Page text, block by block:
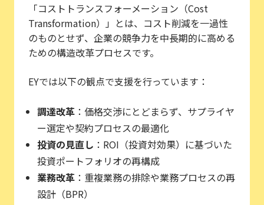
「コストトランスフォーメーション（Cost
Transformation）」とは、コスト削減を一過性
のものとせず、企業の競争力を中長期的に高める
ための構造改革プロセスです。
EYでは以下の観点で支援を行っています：
調達改革 ：価格交渉にとどまらず、サプライヤ
ー選定や契約プロセスの最適化
投資の見直し ：ROI（投資対効果）に基づいた
投資ポートフォリオの再構成
業務改革 ：重複業務の排除や業務プロセスの再
設計（BPR）